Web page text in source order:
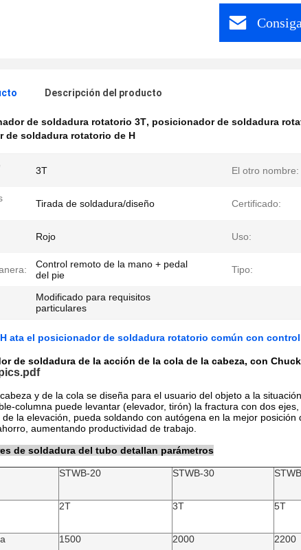
Descripción del producto
de soldadura rotatorio 3T, posicionador de soldadura
de soldadura rotatorio de H
3T El otro nombre:
Tirada de soldadura/diseño Certificado:
Rojo Uso:
Control remoto de la mano + pedal
del pie
Tipo:
Modificado para requisitos
particulares
ata el posicionador de soldadura rotatorio común con
de soldadura de la acción de la cola de la cabeza, con
y de la cola se diseña para el usuario del objeto a la
columna puede levantar (elevador, tirón) la fractura con dos
la elevación, pueda soldando con autógena en la mejor
aumentando productividad de trabajo.
de soldadura del tubo detallan parámetros
STWB-20 STWB-30
2T 3T 5T
1500 2000 2200